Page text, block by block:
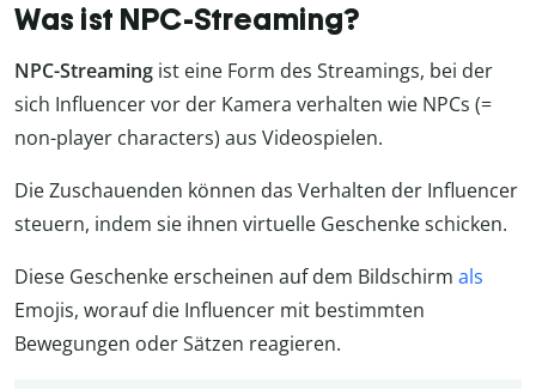
Was ist NPC-Streaming?
NPC-Streaming ist eine Form des Streamings, bei der
sich Influencer vor der Kamera verhalten wie NPCs (=
non-player characters) aus Videospielen.
Die Zuschauenden können das Verhalten der Influencer
steuern, indem sie ihnen virtuelle Geschenke schicken.
Diese Geschenke erscheinen auf dem Bildschirm als
Emojis, worauf die Influencer mit bestimmten
Bewegungen oder Sätzen reagieren.